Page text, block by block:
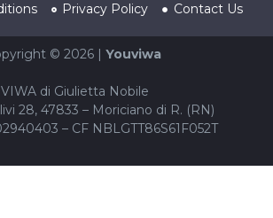
Privacy Policy Contact Us
© 2026 | Youviwa
VIWA di Giulietta Nobile
28, 47833 – Moriciano di R. (RN)
– CF NBLGTT86S61F052T